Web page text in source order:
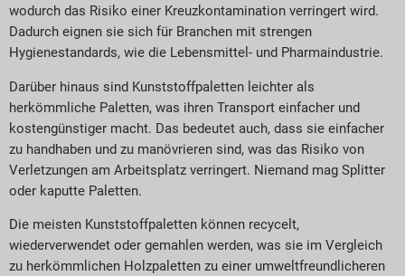
wodurch das Risiko einer Kreuzkontamination verringert wird.
Dadurch eignen sie sich für Branchen mit strengen
Hygienestandards, wie die Lebensmittel- und Pharmaindustrie.
Darüber hinaus sind Kunststoffpaletten leichter als
herkömmliche Paletten, was ihren Transport einfacher und
kostengünstiger macht. Das bedeutet auch, dass sie einfacher
zu handhaben und zu manövrieren sind, was das Risiko von
Verletzungen am Arbeitsplatz verringert. Niemand mag Splitter
oder kaputte Paletten.
Die meisten Kunststoffpaletten können recycelt,
wiederverwendet oder gemahlen werden, was sie im Vergleich
zu herkömmlichen Holzpaletten zu einer umweltfreundlicheren